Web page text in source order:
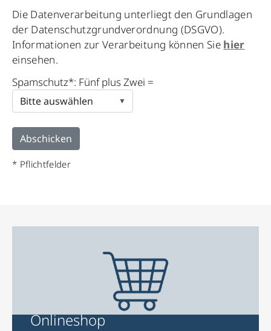
Please
leave
this
field
empty.
Die Datenverarbeitung unterliegt den Grundlagen
der Datenschutzgrundverordnung (DSGVO).
Informationen zur Verarbeitung können Sie hier
einsehen.
Spamschutz*: Fünf plus Zwei =
* Pflichtfelder
Onlineshop